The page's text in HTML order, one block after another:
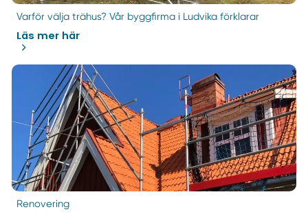
Varför välja trähus? Vår byggfirma i Ludvika förklarar
Läs mer här
Renovering